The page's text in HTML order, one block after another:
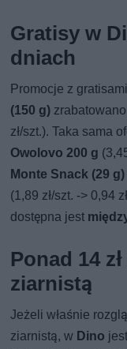
Gratisy w
dniach
Promocje z
(150 g)
zł/szt.). Taka sama
Owolovo 200 g
Monte Snack (29 g)
(1,89 zł/szt. -> 0,94
dostępna jest
Ponad 14
ziarnistą
Jeżeli właśnie
ziarnistą, w Dino